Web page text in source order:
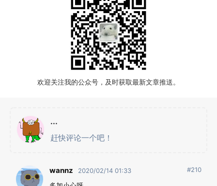
欢迎关注我的公众号，及时获取最新文章推送。